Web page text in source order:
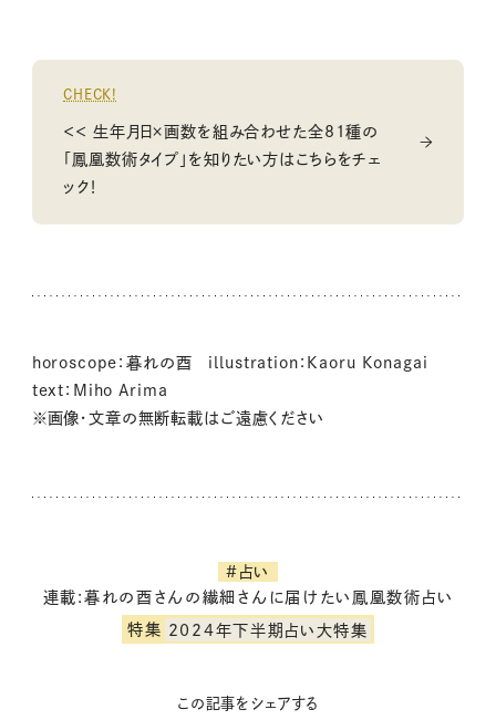
CHECK!
＜＜ 生年月日×画数を組み合わせた全81種の
「鳳凰数術タイプ」を知りたい方はこちらをチェ
ック！
horoscope：暮れの酉 illustration：Kaoru Konagai
text：Miho Arima
※画像・文章の無断転載はご遠慮ください
#占い
連載:暮れの酉さんの繊細さんに届けたい鳳凰数術占い
特集 2024年下半期占い大特集
この記事をシェアする